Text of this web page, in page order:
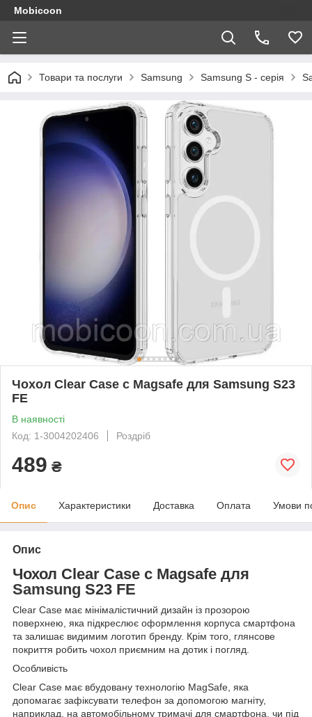
Mobicoon
Товари та послуги Samsung Samsung S - серія
Чохол Clear Case с Magsafe для Samsung S23
FE
В наявності
Код: 1-3004202406
Роздріб
489 ₴
Опис Характеристики Доставка Оплата Умови
Опис
Чохол Clear Case с Magsafe для
Samsung S23 FE
Clear Case має мінімалістичний дизайн із прозорою
поверхнею, яка підкреслює оформлення корпуса смартфона
та залишає видимим логотип бренду. Крім того, глянсове
покриття робить чохол приємним на дотик і погляд.
Особливість
Clear Case має вбудовану технологію MagSafe, яка
допомагає зафіксувати телефон за допомогою магніту,
наприклад, на автомобільному тримачі для смартфона, чи під